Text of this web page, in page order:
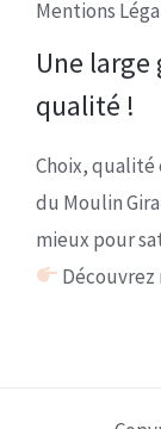
Mentions
Une
qualité !
Choix,
du Moulin
mieux pour
Découvrez